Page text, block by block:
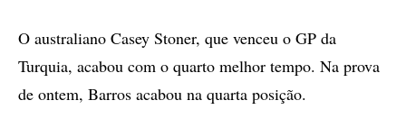
O australiano Casey Stoner, que venceu o GP da
Turquia, acabou com o quarto melhor tempo. Na prova
de ontem, Barros acabou na quarta posição.